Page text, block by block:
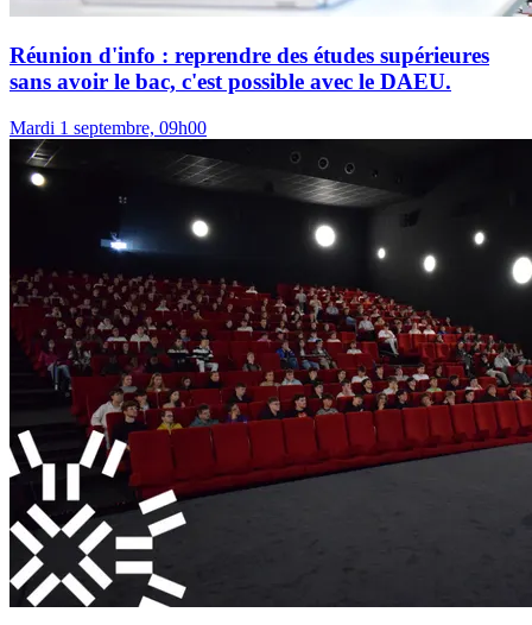
Réunion d'info : reprendre des études supérieures
sans avoir le bac, c'est possible avec le DAEU.
Mardi 1 septembre, 09h00